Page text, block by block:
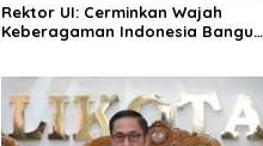
Rektor UI: Cerminkan Wajah
Keberagaman Indonesia Bangun